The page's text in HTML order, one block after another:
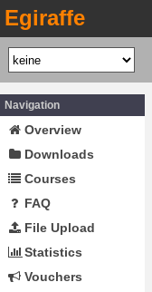
Egiraffe
Navigation
Overview
Downloads
Courses
FAQ
File Upload
Statistics
Vouchers